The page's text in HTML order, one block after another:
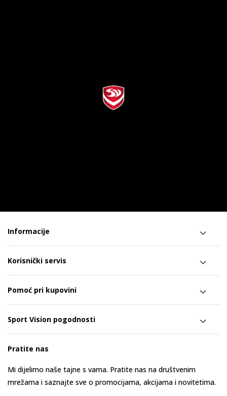
Informacije
Korisnički servis
Pomoć pri kupovini
Sport Vision pogodnosti
Pratite nas
Mi dijelimo naše tajne s vama. Pratite nas na društvenim
mrežama i saznajte sve o promocijama, akcijama i novitetima.